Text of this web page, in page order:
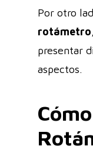
Por otro
rotámetro
presentar
aspectos.